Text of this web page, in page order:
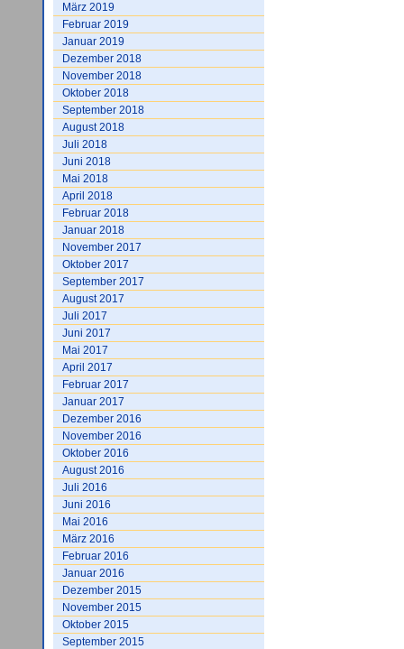
März 2019
Februar 2019
Januar 2019
Dezember 2018
November 2018
Oktober 2018
September 2018
August 2018
Juli 2018
Juni 2018
Mai 2018
April 2018
Februar 2018
Januar 2018
November 2017
Oktober 2017
September 2017
August 2017
Juli 2017
Juni 2017
Mai 2017
April 2017
Februar 2017
Januar 2017
Dezember 2016
November 2016
Oktober 2016
August 2016
Juli 2016
Juni 2016
Mai 2016
März 2016
Februar 2016
Januar 2016
Dezember 2015
November 2015
Oktober 2015
September 2015